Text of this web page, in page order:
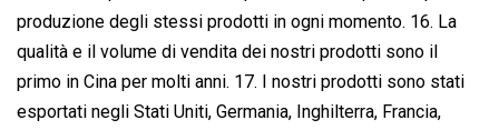
produzione degli stessi prodotti in ogni momento. 16. La
qualità e il volume di vendita dei nostri prodotti sono il
primo in Cina per molti anni. 17. I nostri prodotti sono stati
esportati negli Stati Uniti, Germania, Inghilterra, Francia,